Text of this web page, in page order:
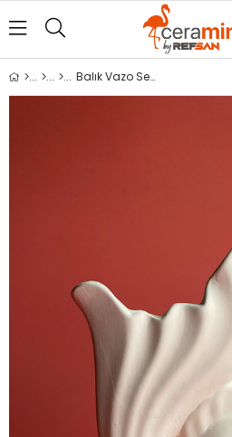
Balık Vazo Seramik Bisküvi